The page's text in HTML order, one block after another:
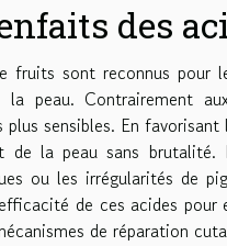
des
fruits sont reconnus pour
la peau. Contrairement
plus sensibles. En favorisant
de la peau sans brutalité.
ou les irrégularités de
de ces acides
de réparation